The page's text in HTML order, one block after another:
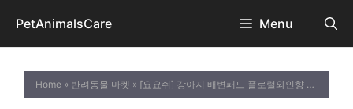
content
PetAnimalsCare Menu
Home » 반려동물 마켓 » [요요쉬] 강아지 배변패드 플로럴와인향 프리미엄 소형, 50매입, 3개를 강력 추천하는 이유